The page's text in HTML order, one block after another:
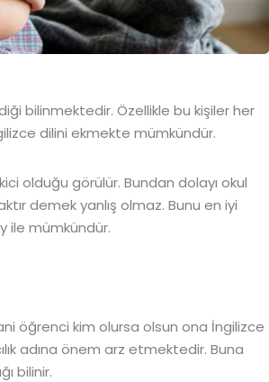
bilinmektedir. Özellikle bu kişiler her
dilini ekmekte mümkündür.
olduğu görülür. Bundan dolayı okul
demek yanlış olmaz. Bunu en iyi
ile mümkündür.
öğrenci kim olursa olsun ona İngilizce
adına önem arz etmektedir. Buna
bilinir.